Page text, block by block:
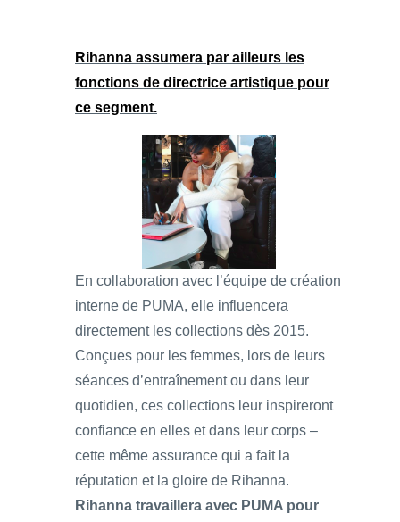
Rihanna assumera par ailleurs les
fonctions de directrice artistique pour
ce segment.
En collaboration avec l’équipe de création
interne de PUMA, elle influencera
directement les collections dès 2015.
Conçues pour les femmes, lors de leurs
séances d’entraînement ou dans leur
quotidien, ces collections leur inspireront
confiance en elles et dans leur corps –
cette même assurance qui a fait la
réputation et la gloire de Rihanna.
Rihanna travaillera avec PUMA pour